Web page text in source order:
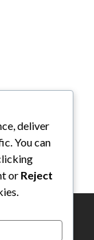
deliver
You can
or Reject